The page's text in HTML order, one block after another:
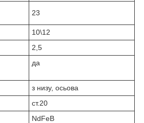
23
10\12
2,5
да
з низу, осьова
ст.20
NdFeB